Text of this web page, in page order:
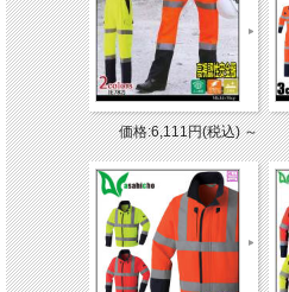
価格:6,111円(税込)～